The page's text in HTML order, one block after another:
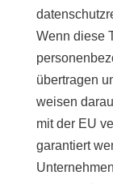
Wenn diese
übertragen
weisen
mit der EU
garantiert